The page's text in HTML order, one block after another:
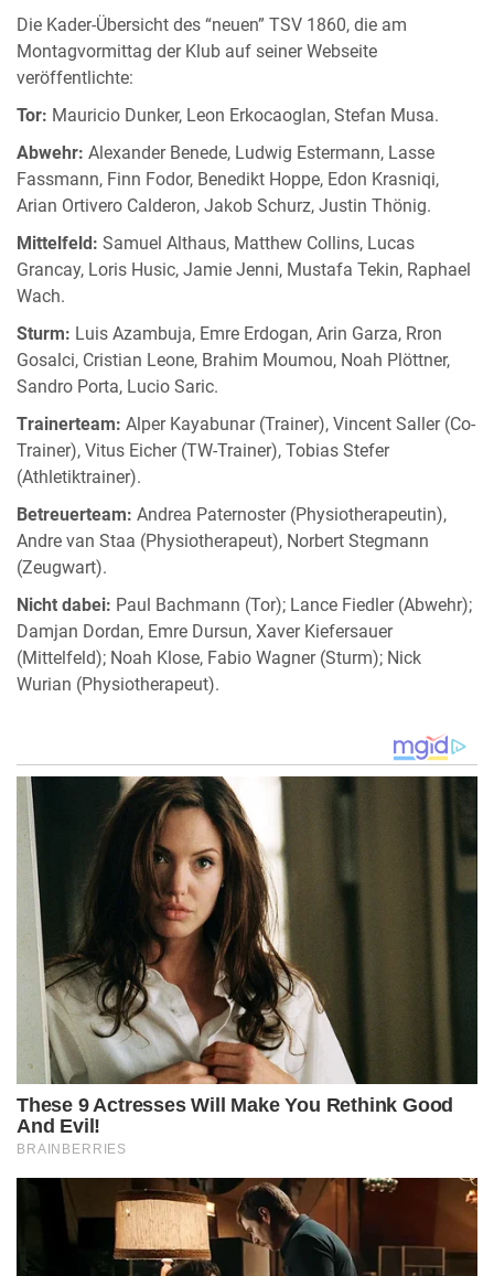
Die Kader-Übersicht des “neuen” TSV 1860, die am
Montagvormittag der Klub auf seiner Webseite
veröffentlichte:
Tor: Mauricio Dunker, Leon Erkocaoglan, Stefan Musa.
Abwehr: Alexander Benede, Ludwig Estermann, Lasse
Fassmann, Finn Fodor, Benedikt Hoppe, Edon Krasniqi,
Arian Ortivero Calderon, Jakob Schurz, Justin Thönig.
Mittelfeld: Samuel Althaus, Matthew Collins, Lucas
Grancay, Loris Husic, Jamie Jenni, Mustafa Tekin, Raphael
Wach.
Sturm: Luis Azambuja, Emre Erdogan, Arin Garza, Rron
Gosalci, Cristian Leone, Brahim Moumou, Noah Plöttner,
Sandro Porta, Lucio Saric.
Trainerteam: Alper Kayabunar (Trainer), Vincent Saller (Co-
Trainer), Vitus Eicher (TW-Trainer), Tobias Stefer
(Athletiktrainer).
Betreuerteam: Andrea Paternoster (Physiotherapeutin),
Andre van Staa (Physiotherapeut), Norbert Stegmann
(Zeugwart).
Nicht dabei: Paul Bachmann (Tor); Lance Fiedler (Abwehr);
Damjan Dordan, Emre Dursun, Xaver Kiefersauer
(Mittelfeld); Noah Klose, Fabio Wagner (Sturm); Nick
Wurian (Physiotherapeut).